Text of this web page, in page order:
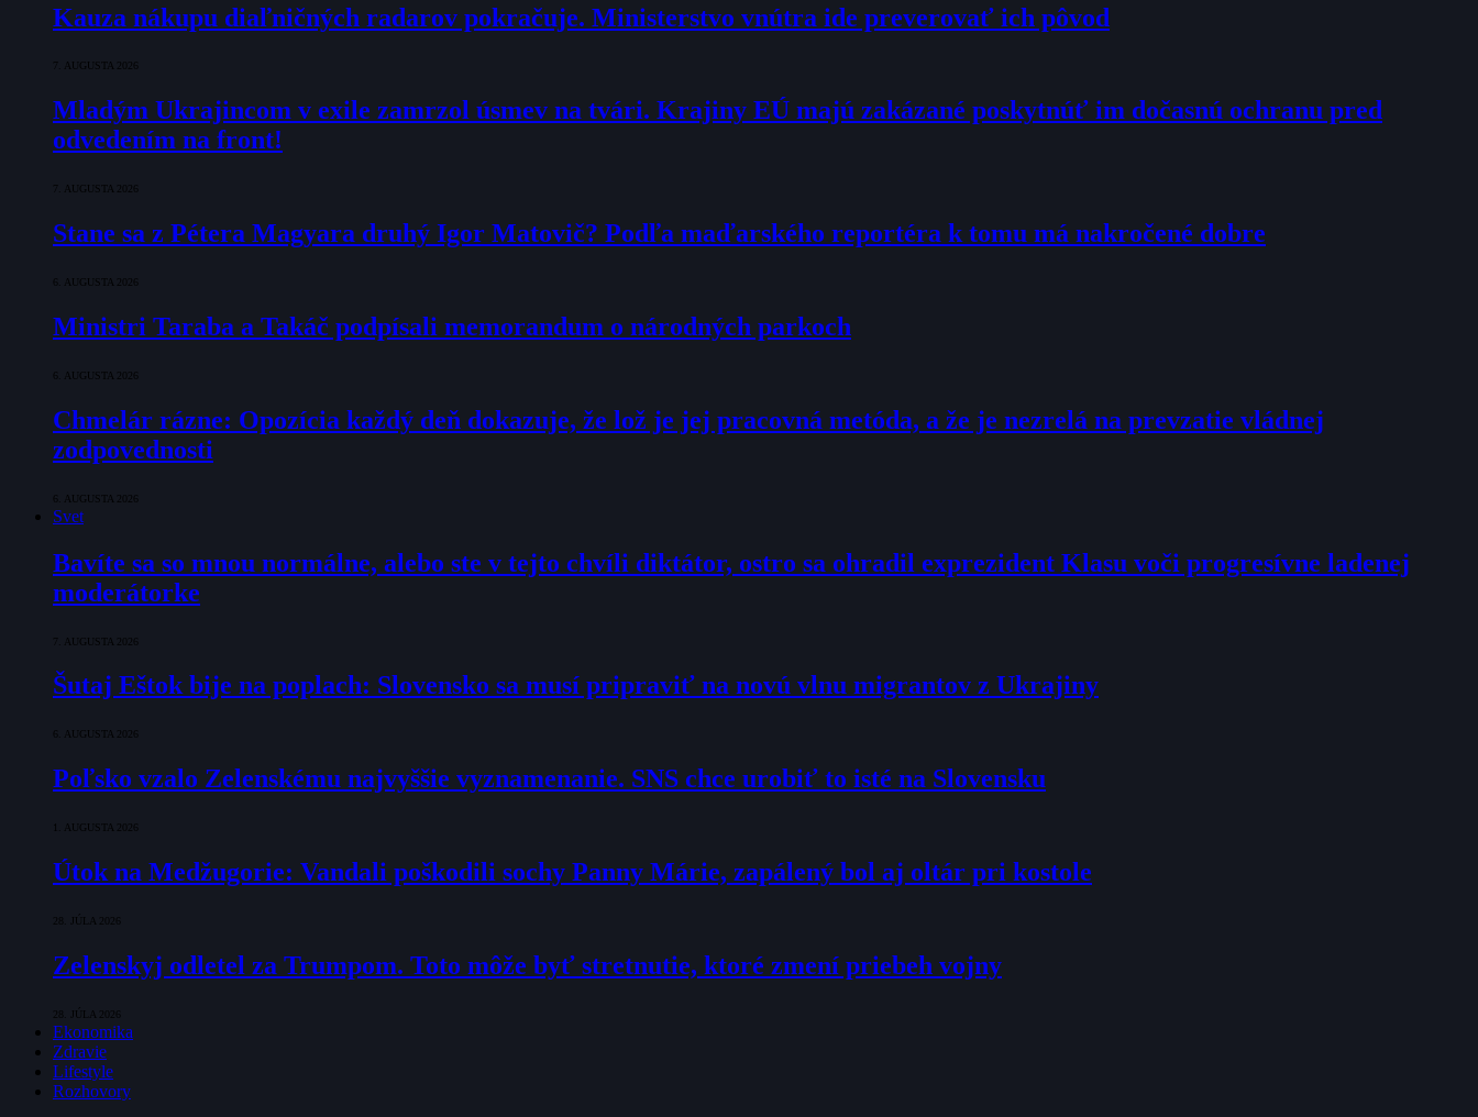
Kauza nákupu diaľničných radarov pokračuje. Ministerstvo vnútra ide preverovať ich pôvod
7. AUGUSTA 2026
Mladým Ukrajincom v exile zamrzol úsmev na tvári. Krajiny EÚ majú zakázané poskytnúť im dočasnú ochranu pred
odvedením na front!
7. AUGUSTA 2026
Stane sa z Pétera Magyara druhý Igor Matovič? Podľa maďarského reportéra k tomu má nakročené dobre
6. AUGUSTA 2026
Ministri Taraba a Takáč podpísali memorandum o národných parkoch
6. AUGUSTA 2026
Chmelár rázne: Opozícia každý deň dokazuje, že lož je jej pracovná metóda, a že je nezrelá na prevzatie vládnej
zodpovednosti
6. AUGUSTA 2026
Svet
Bavíte sa so mnou normálne, alebo ste v tejto chvíli diktátor, ostro sa ohradil exprezident Klasu voči progresívne ladenej
moderátorke
7. AUGUSTA 2026
Šutaj Eštok bije na poplach: Slovensko sa musí pripraviť na novú vlnu migrantov z Ukrajiny
6. AUGUSTA 2026
Poľsko vzalo Zelenskému najvyššie vyznamenanie. SNS chce urobiť to isté na Slovensku
1. AUGUSTA 2026
Útok na Medžugorie: Vandali poškodili sochy Panny Márie, zapálený bol aj oltár pri kostole
28. JÚLA 2026
Zelenskyj odletel za Trumpom. Toto môže byť stretnutie, ktoré zmení priebeh vojny
28. JÚLA 2026
Ekonomika
Zdravie
Lifestyle
Rozhovory